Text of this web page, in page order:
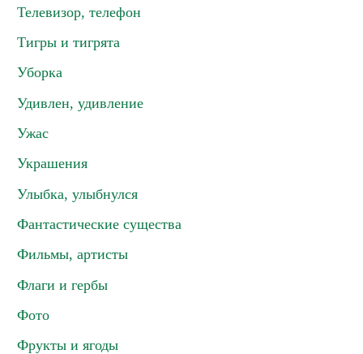
Телевизор, телефон
Тигры и тигрята
Уборка
Удивлен, удивление
Ужас
Украшения
Улыбка, улыбнулся
Фантастические существа
Фильмы, артисты
Флаги и гербы
Фото
Фрукты и ягоды